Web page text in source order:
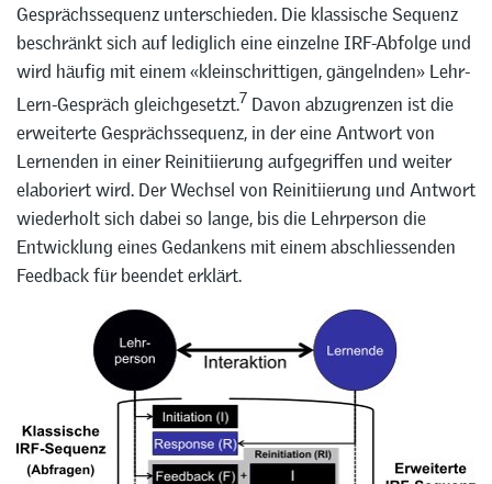
Gesprächssequenz unterschieden. Die klassische Sequenz
beschränkt sich auf lediglich eine einzelne IRF-Abfolge und
wird häufig mit einem «kleinschrittigen, gängelnden» Lehr-
Lern-Gespräch gleichgesetzt.7 Davon abzugrenzen ist die
erweiterte Gesprächssequenz, in der eine Antwort von
Lernenden in einer Reinitiierung aufgegriffen und weiter
elaboriert wird. Der Wechsel von Reinitiierung und Antwort
wiederholt sich dabei so lange, bis die Lehrperson die
Entwicklung eines Gedankens mit einem abschliessenden
Feedback für beendet erklärt.